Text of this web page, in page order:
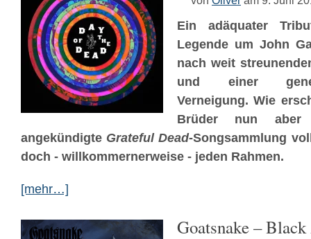
Ein adäquater
Legende um John
nach weit
und einer
Verneigung. Wie
Brüder nun
angekündigte Grateful Dead-Songsammlung
doch - willkommernerweise - jeden Rahmen.
[mehr…]
Goatsnake –